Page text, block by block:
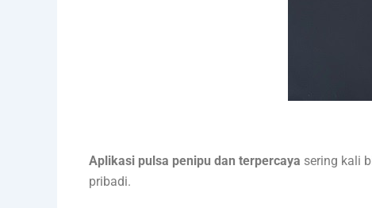
Aplikasi pulsa penipu dan terpercaya sering kali
pribadi.